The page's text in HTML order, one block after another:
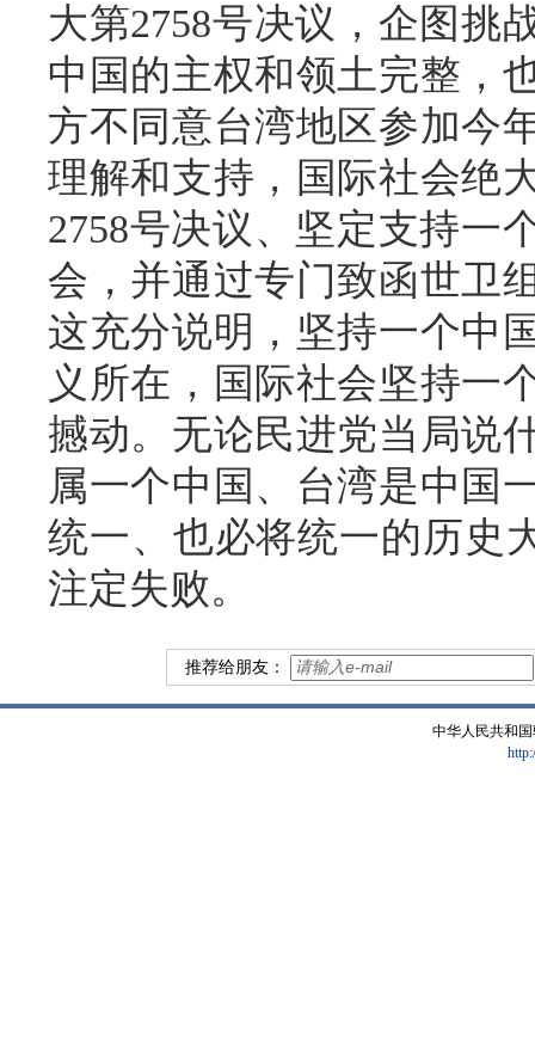
大第2758号决议，企图挑
中国的主权和领土完整，
方不同意台湾地区参加今
理解和支持，国际社会绝
2758号决议、坚定支持一
会，并通过专门致函世卫
这充分说明，坚持一个中
义所在，国际社会坚持一
撼动。无论民进党当局说
属一个中国、台湾是中国
统一、也必将统一的历史
注定失败。
推荐给朋友：
中华人民共和